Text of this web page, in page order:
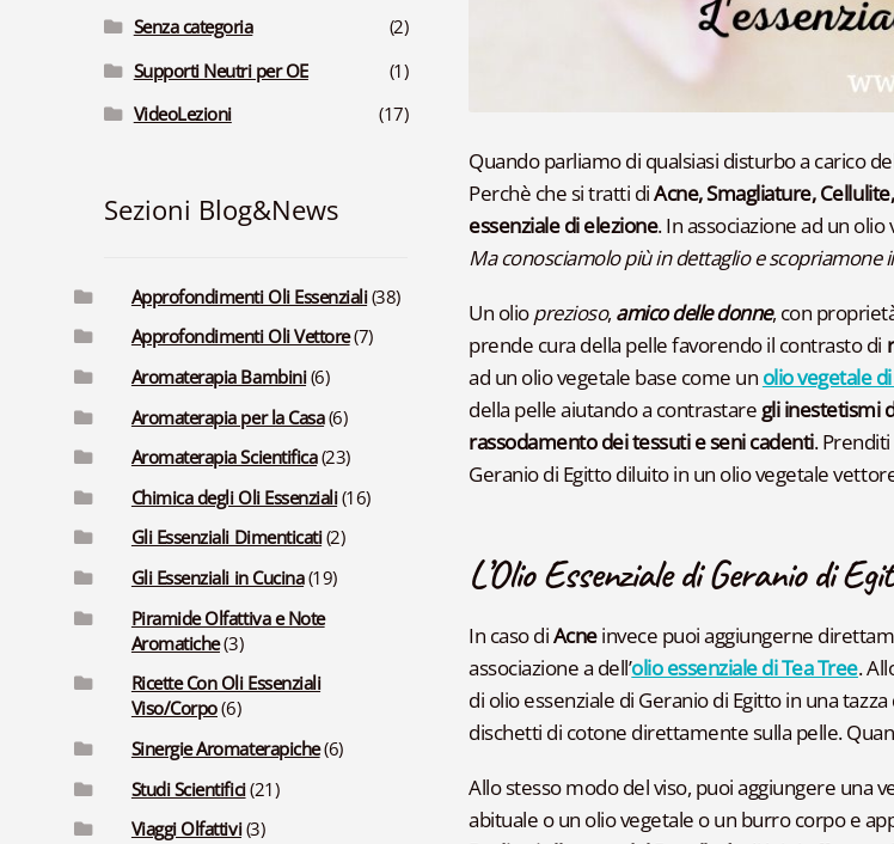
Quando parliamo di qualsiasi disturbo a carico
Perchè che si tratti diAcne, Smagliature,
essenziale di elezione. In associazione ad un
Ma conosciamolo più in dettaglio e scopriamone
Un olioprezioso, amico delle donne, con
prende cura della pelle favorendo il contrasto di
ad un olio vegetale base come un olio vegetale
della pelle aiutando a contrastare gli inestetismi
rassodamento dei tessuti e seni cadenti.
Geranio di Egitto diluito in un olio vegetale
L’Olio Essenziale di Geranio di
In caso diAcneinvece puoi aggiungerne
associazione a dell’olio essenziale di Tea Tree.
di olio essenziale di Geranio di Egitto in una
dischetti di cotone direttamente sulla pelle.
Allo stesso modo del viso, puoi aggiungere una
abituale o un olio vegetale o un burro corpo e
Senza categoria
(2)
Supporti Neutri per OE
(1)
VideoLezioni
(17)
Sezioni Blog&News
Approfondimenti Oli Essenziali(38)
Approfondimenti Oli Vettore(7)
Aromaterapia Bambini(6)
Aromaterapia per la Casa(6)
Aromaterapia Scientifica(23)
Chimica degli Oli Essenziali(16)
Gli Essenziali Dimenticati(2)
Gli Essenziali in Cucina(19)
Piramide Olfattiva e Note
Aromatiche(3)
Ricette Con Oli Essenziali
Viso/Corpo(6)
Sinergie Aromaterapiche(6)
Studi Scientifici(21)
Viaggi Olfattivi(3)